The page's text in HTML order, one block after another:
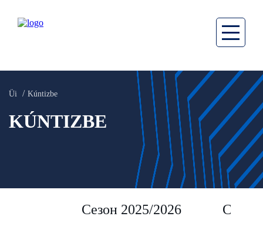
Üi Kúntizbe
KÚNTIZBE
Сезон 2025/2026 Сезон